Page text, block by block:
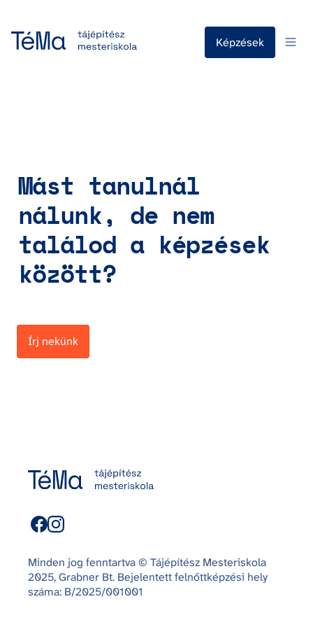
Képzések
Mást tanulnál
nálunk, de nem
találod a képzések
között?
Írj nekünk
Minden jog fenntartva © Tájépítész Mesteriskola
2025, Grabner Bt. Bejelentett felnőttképzési hely
száma: B/2025/001001